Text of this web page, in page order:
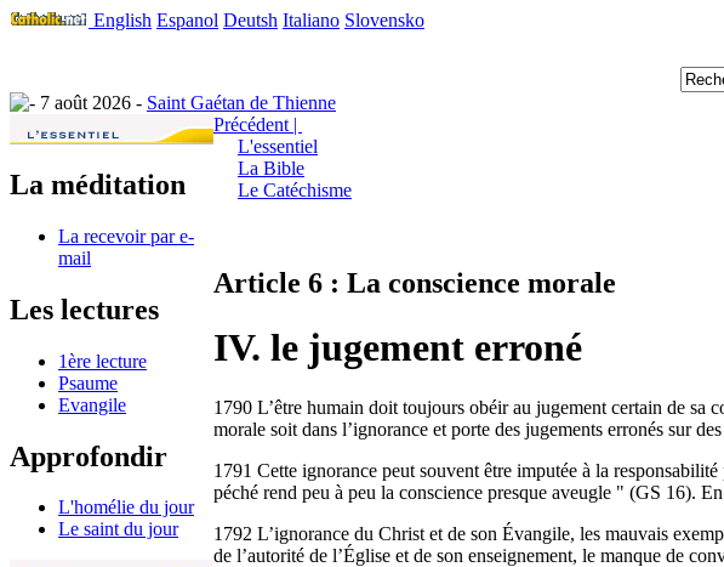
English Espanol Deutsh Italiano Slovensko
7 août 2026 - Saint Gaétan de Thienne
La méditation
La recevoir par e-
mail
Les lectures
1ère lecture
Psaume
Evangile
Approfondir
L'homélie du jour
Le saint du jour
Précédent |
L'essentiel
La Bible
Le Catéchisme
Article 6 : La conscience morale
IV. le jugement erroné
1790 L’être humain doit toujours obéir au jugement certain de sa
morale soit dans l’ignorance et porte des jugements erronés sur
1791 Cette ignorance peut souvent être imputée à la
péché rend peu à peu la conscience presque aveugle " (GS 16).
1792 L’ignorance du Christ et de son Évangile, les mauvais
de l’autorité de l’Église et de son enseignement, le manque de